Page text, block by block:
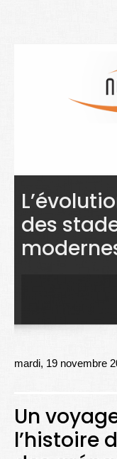
Actualités
Sciences
Maladies
Better
des
mardi, 19 novembre
Un
l’histoire